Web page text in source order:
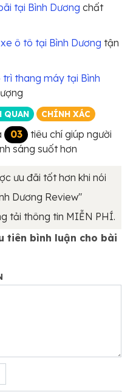
tại Bình Dương chất
ô tô tại Bình Dương tận
thang máy tại Bình
QUAN CHÍNH XÁC
03
tiêu chí giúp người
sáng suốt hơn
ưu đãi tốt hơn khi nói
Dương Review"
tải thông tin MIỄN PHÍ.
tiên bình luận cho bài